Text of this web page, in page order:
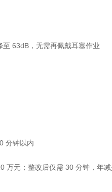
63dB，无需再佩戴耳塞作业
分钟以内
万元；整改后仅需 30 分钟，年